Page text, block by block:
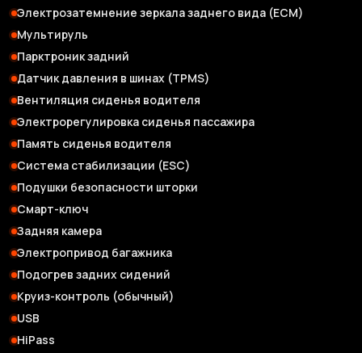
Электрозатемнение зеркала заднего вида (ЕСМ)
Мультируль
Парктроник задний
Датчик давления в шинах (TPMS)
Вентиляция сиденья водителя
Электрорегулировка сиденья пассажира
Память сиденья водителя
Система стабилизации (ESC)
Подушки безопасности шторки
Смарт-ключ
Задняя камера
Электропривод багажника
Подогрев задних сидений
Круиз-контроль (обычный)
USB
HiPass